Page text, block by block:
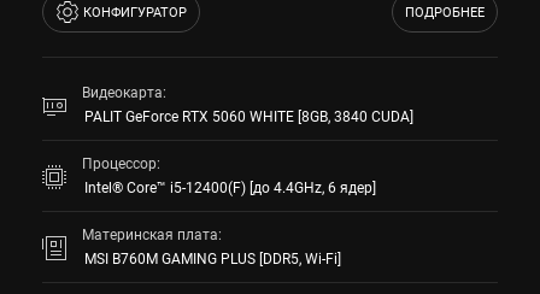
КОНФИГУРАТОР ПОДРОБНЕЕ
Видеокарта:
PALIT GeForce RTX 5060 WHITE [8GB, 3840 CUDA]
Процессор:
Intel® Core™ i5-12400(F) [до 4.4GHz, 6 ядер]
Материнская плата:
MSI B760M GAMING PLUS [DDR5, Wi-Fi]